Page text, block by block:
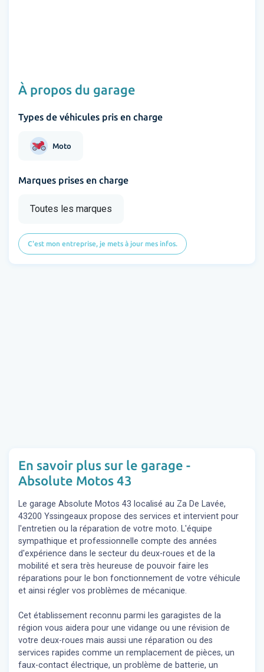
À propos du garage
Types de véhicules pris en charge
Moto
Marques prises en charge
Toutes les marques
C'est mon entreprise, je mets à jour mes infos.
En savoir plus sur le garage -
Absolute Motos 43
Le garage Absolute Motos 43 localisé au Za De Lavée,
43200 Yssingeaux propose des services et intervient pour
l'entretien ou la réparation de votre moto. L'équipe
sympathique et professionnelle compte des années
d'expérience dans le secteur du deux-roues et de la
mobilité et sera très heureuse de pouvoir faire les
réparations pour le bon fonctionnement de votre véhicule
et ainsi régler vos problèmes de mécanique.
Cet établissement reconnu parmi les garagistes de la
région vous aidera pour une vidange ou une révision de
votre deux-roues mais aussi une réparation ou des
services rapides comme un remplacement de pièces, un
faux-contact électrique, un problème de batterie, un